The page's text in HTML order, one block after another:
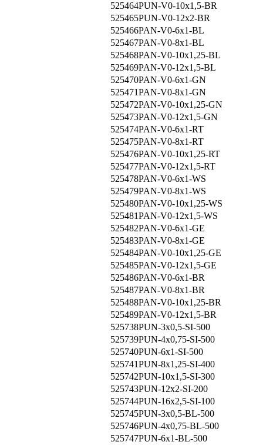
525464PUN-V0-10x1,5-BR
525465PUN-V0-12x2-BR
525466PAN-V0-6x1-BL
525467PAN-V0-8x1-BL
525468PAN-V0-10x1,25-BL
525469PAN-V0-12x1,5-BL
525470PAN-V0-6x1-GN
525471PAN-V0-8x1-GN
525472PAN-V0-10x1,25-GN
525473PAN-V0-12x1,5-GN
525474PAN-V0-6x1-RT
525475PAN-V0-8x1-RT
525476PAN-V0-10x1,25-RT
525477PAN-V0-12x1,5-RT
525478PAN-V0-6x1-WS
525479PAN-V0-8x1-WS
525480PAN-V0-10x1,25-WS
525481PAN-V0-12x1,5-WS
525482PAN-V0-6x1-GE
525483PAN-V0-8x1-GE
525484PAN-V0-10x1,25-GE
525485PAN-V0-12x1,5-GE
525486PAN-V0-6x1-BR
525487PAN-V0-8x1-BR
525488PAN-V0-10x1,25-BR
525489PAN-V0-12x1,5-BR
525738PUN-3x0,5-SI-500
525739PUN-4x0,75-SI-500
525740PUN-6x1-SI-500
525741PUN-8x1,25-SI-400
525742PUN-10x1,5-SI-300
525743PUN-12x2-SI-200
525744PUN-16x2,5-SI-100
525745PUN-3x0,5-BL-500
525746PUN-4x0,75-BL-500
525747PUN-6x1-BL-500